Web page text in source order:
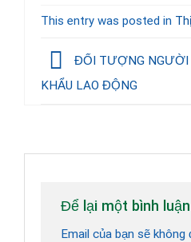
This entry was posted in
ĐỐI TƯỢNG
KHẨU LAO ĐỘNG
Để lại một bình luận
Email của bạn sẽ